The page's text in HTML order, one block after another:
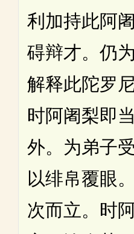
利加持此阿
碍辩才。仍
解释此陀罗
时阿阇梨即
外。为弟子
以绯帛覆眼
次而立。时